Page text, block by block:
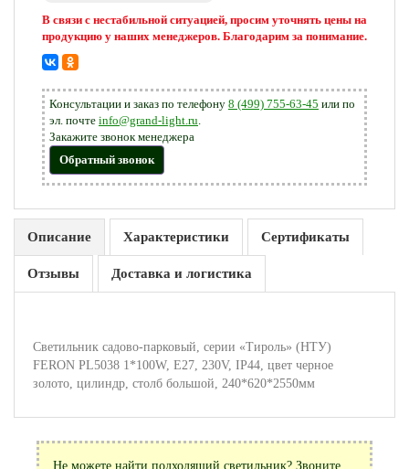
В связи с нестабильной ситуацией, просим уточнять цены на
продукцию у наших менеджеров. Благодарим за понимание.
Консультации и заказ по телефону 8 (499) 755-63-45 или по
эл. почте info@grand-light.ru.
Закажите звонок менеджера
Обратный звонок
Описание Характеристики Сертификаты
Отзывы Доставка и логистика
Светильник садово-парковый, серии «Тироль» (НТУ)
FERON PL5038 1*100W, E27, 230V, IP44, цвет черное
золото, цилиндр, столб большой, 240*620*2550мм
Не можете найти подходящий светильник? Звоните